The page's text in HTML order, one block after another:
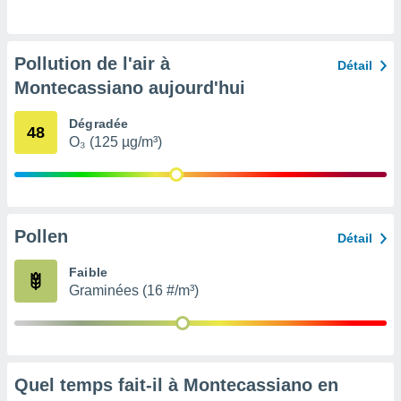
ou
de la
des
notre
Pollution de l'air à
Montecassiano aujourd'hui
Détail
48 Dégradée
O₃ (125 µg/m³)
Pollen Détail
Faible
Graminées (16 #/m³)
Quel temps fait-il à Montecassiano en